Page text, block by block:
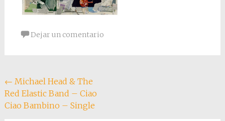
Dejar un comentario
Navegación
de
← Michael Head & The
Red Elastic Band – Ciao
Ciao Bambino – Single